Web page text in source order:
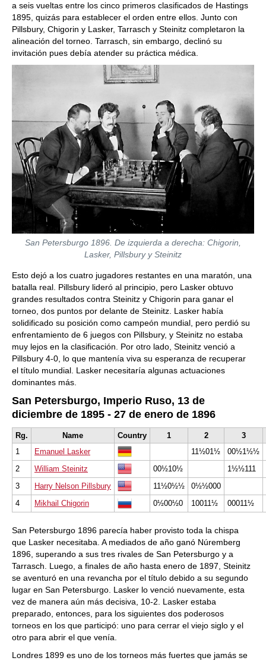
a seis vueltas entre los cinco primeros clasificados de Hastings
1895, quizás para establecer el orden entre ellos. Junto con
Pillsbury, Chigorin y Lasker, Tarrasch y Steinitz completaron la
alineación del torneo. Tarrasch, sin embargo, declinó su
invitación pues debía atender su práctica médica.
San Petersburgo 1896. De izquierda a derecha: Chigorin,
Lasker, Pillsbury y Steinitz
Esto dejó a los cuatro jugadores restantes en una maratón, una
batalla real. Pillsbury lideró al principio, pero Lasker obtuvo
grandes resultados contra Steinitz y Chigorin para ganar el
torneo, dos puntos por delante de Steinitz. Lasker había
solidificado su posición como campeón mundial, pero perdió su
enfrentamiento de 6 juegos con Pillsbury, y Steinitz no estaba
muy lejos en la clasificación. Por otro lado, Steinitz venció a
Pillsbury 4-0, lo que mantenía viva su esperanza de recuperar
el título mundial. Lasker necesitaría algunas actuaciones
dominantes más.
San Petersburgo, Imperio Ruso, 13 de
diciembre de 1895 - 27 de enero de 1896
Rg. Name Country 1 2
3
1
Emanuel Lasker 11½01½
00½1½½
2
William Steinitz 00½10½
1½½111
3
Harry Nelson Pillsbury 11½0½½
0½½000
4
Mikhail Chigorin 0½00½0 10011½ 00011½
San Petersburgo 1896 parecía haber provisto toda la chispa
que Lasker necesitaba. A mediados de año ganó Núremberg
1896, superando a sus tres rivales de San Petersburgo y a
Tarrasch. Luego, a finales de año hasta enero de 1897, Steinitz
se aventuró en una revancha por el título debido a su segundo
lugar en San Petersburgo. Lasker lo venció nuevamente, esta
vez de manera aún más decisiva, 10-2. Lasker estaba
preparado, entonces, para los siguientes dos poderosos
torneos en los que participó: uno para cerrar el viejo siglo y el
otro para abrir el que venía.
Londres 1899 es uno de los torneos más fuertes que jamás se